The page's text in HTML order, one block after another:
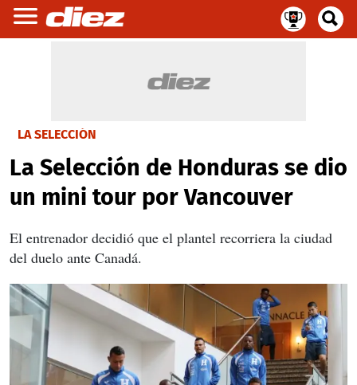
LA SELECCIÓN
La Selección de Honduras se dio
un mini tour por Vancouver
El entrenador decidió que el plantel recorriera la ciudad
del duelo ante Canadá.